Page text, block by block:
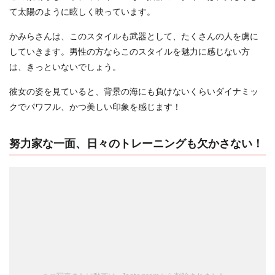
て太陽のように眩しく映っています。
かみらさんは、このスタイルも武器として、たくさんの人を虜に
していきます。男性の方ならこのスタイルを魅力に感じない方
は、きっといないでしょう。
彼女の姿を見ていると、背景の海にも負けないくらいダイナミッ
クでパワフル、かつ美しい印象を感じます！
努力家な一面、日々のトレーニングも欠かさない！